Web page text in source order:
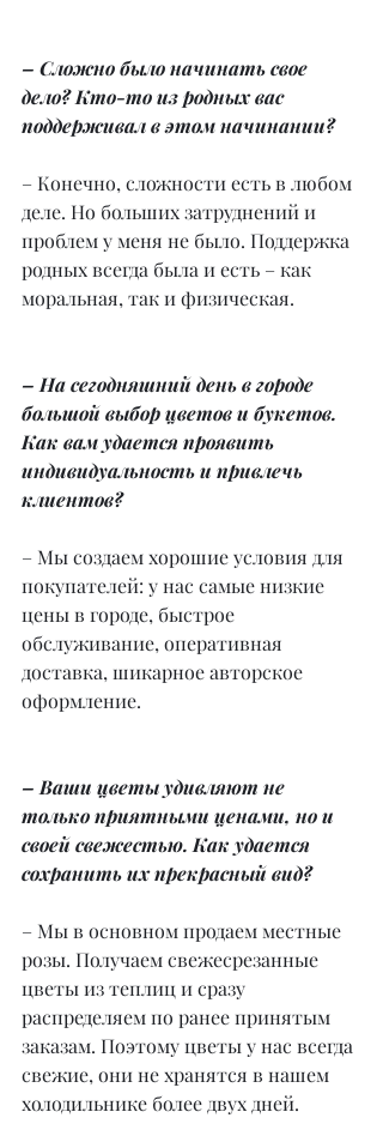
– Сложно было начинать свое
дело? Кто-то из родных вас
поддерживал в этом начинании?
– Конечно, сложности есть в любом
деле. Но больших затруднений и
проблем у меня не было. Поддержка
родных всегда была и есть – как
моральная, так и физическая.
– На сегодняшний день в городе
большой выбор цветов и букетов.
Как вам удается проявить
индивидуальность и привлечь
клиентов?
– Мы создаем хорошие условия для
покупателей: у нас самые низкие
цены в городе, быстрое
обслуживание, оперативная
доставка, шикарное авторское
оформление.
– Ваши цветы удивляют не
только приятными ценами, но и
своей свежестью. Как удается
сохранить их прекрасный вид?
– Мы в основном продаем местные
розы. Получаем свежесрезанные
цветы из теплиц и сразу
распределяем по ранее принятым
заказам. Поэтому цветы у нас всегда
свежие, они не хранятся в нашем
холодильнике более двух дней.